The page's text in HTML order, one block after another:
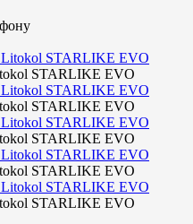
STARLIKE EVO
STARLIKE EVO
STARLIKE EVO
STARLIKE EVO
STARLIKE EVO